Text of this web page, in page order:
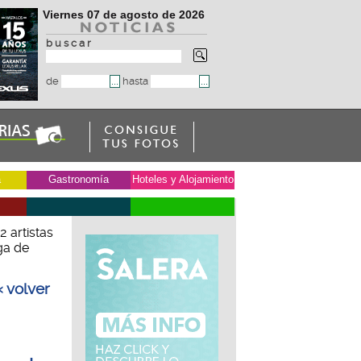
Viernes 07 de agosto de 2026
b u s c a r
de hasta
Gastronomía Hoteles y Alojamiento
artistas
de
volver